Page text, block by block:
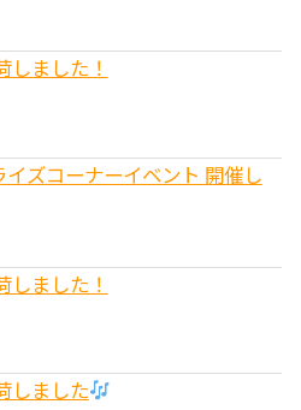
しました！
ズコーナーイベント 開催し
しました！
しました